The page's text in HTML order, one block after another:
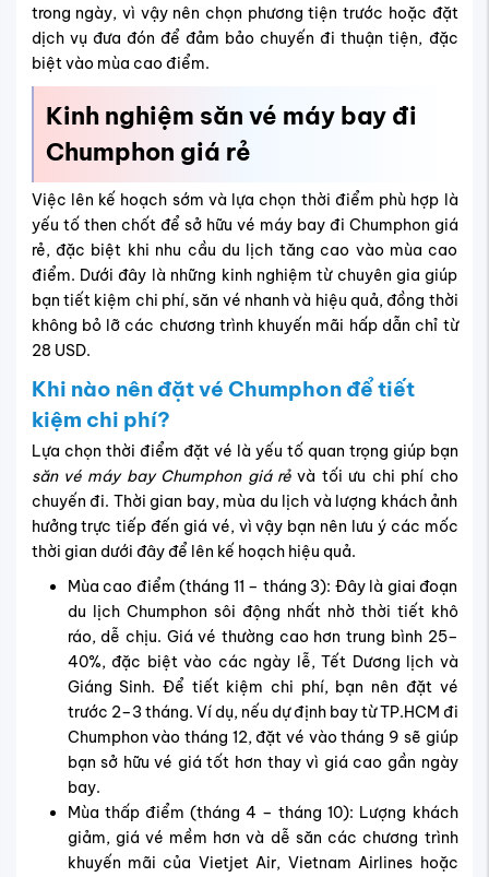
trong ngày, vì vậy nên chọn phương tiện trước hoặc đặt
dịch vụ đưa đón để đảm bảo chuyến đi thuận tiện, đặc
biệt vào mùa cao điểm.
Kinh nghiệm săn vé máy bay đi
Chumphon giá rẻ
Việc lên kế hoạch sớm và lựa chọn thời điểm phù hợp là
yếu tố then chốt để sở hữu vé máy bay đi Chumphon giá
rẻ, đặc biệt khi nhu cầu du lịch tăng cao vào mùa cao
điểm. Dưới đây là những kinh nghiệm từ chuyên gia giúp
bạn tiết kiệm chi phí, săn vé nhanh và hiệu quả, đồng thời
không bỏ lỡ các chương trình khuyến mãi hấp dẫn chỉ từ
28 USD.
Khi nào nên đặt vé Chumphon để tiết
kiệm chi phí?
Lựa chọn thời điểm đặt vé là yếu tố quan trọng giúp bạn
săn vé máy bay Chumphon giá rẻvà tối ưu chi phí cho
chuyến đi. Thời gian bay, mùa du lịch và lượng khách ảnh
hưởng trực tiếp đến giá vé, vì vậy bạn nên lưu ý các mốc
thời gian dưới đây để lên kế hoạch hiệu quả.
Mùa cao điểm (tháng 11 – tháng 3): Đây là giai đoạn
du lịch Chumphon sôi động nhất nhờ thời tiết khô
ráo, dễ chịu. Giá vé thường cao hơn trung bình 25–
40%, đặc biệt vào các ngày lễ, Tết Dương lịch và
Giáng Sinh. Để tiết kiệm chi phí, bạn nên đặt vé
trước 2–3 tháng. Ví dụ, nếu dự định bay từ TP.HCM đi
Chumphon vào tháng 12, đặt vé vào tháng 9 sẽ giúp
bạn sở hữu vé giá tốt hơn thay vì giá cao gần ngày
bay.
Mùa thấp điểm (tháng 4 – tháng 10): Lượng khách
giảm, giá vé mềm hơn và dễ săn các chương trình
khuyến mãi của Vietjet Air, Vietnam Airlines hoặc